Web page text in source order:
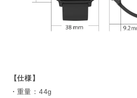
【仕様】
重量：44g